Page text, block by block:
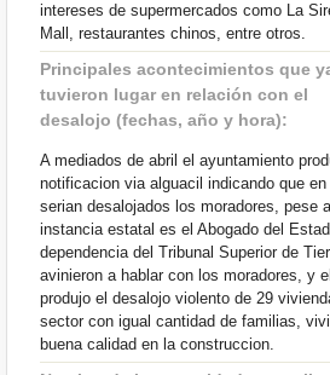
intereses de supermercados como La
Mall, restaurantes chinos, entre otros.
Principales acontecimientos que
tuvieron lugar en relación con el
desalojo (fechas, año y hora):
A mediados de abril el ayuntamiento
notificacion via alguacil indicando que
serian desalojados los moradores, pese
instancia estatal es el Abogado del
dependencia del Tribunal Superior de
avinieron a hablar con los moradores, y
produjo el desalojo violento de 29
sector con igual cantidad de familias,
buena calidad en la construccion.